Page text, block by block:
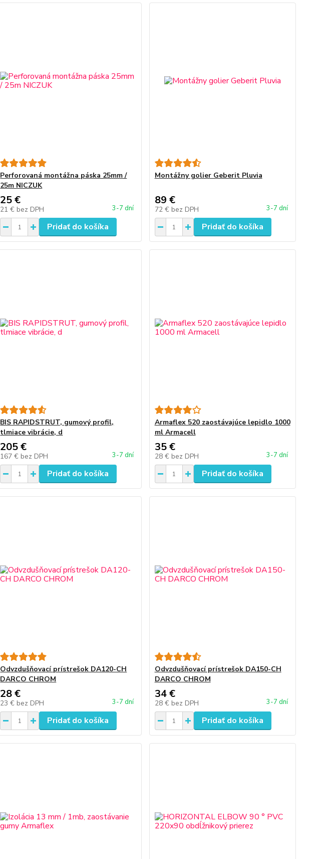
Perforovaná montážna páska 25mm /
25m NICZUK
25 €
21 € bez DPH 3-7 dní
Pridať do košíka
Montážny golier Geberit Pluvia
89 €
72 € bez DPH 3-7 dní
Pridať do košíka
BIS RAPIDSTRUT, gumový profil,
tlmiace vibrácie, d
205 €
167 € bez DPH 3-7 dní
Pridať do košíka
Armaflex 520 zaostávajúce lepidlo 1000
ml Armacell
35 €
28 € bez DPH 3-7 dní
Pridať do košíka
Odvzdušňovací prístrešok DA120-CH
DARCO CHROM
28 €
23 € bez DPH 3-7 dní
Pridať do košíka
Odvzdušňovací prístrešok DA150-CH
DARCO CHROM
34 €
28 € bez DPH 3-7 dní
Pridať do košíka